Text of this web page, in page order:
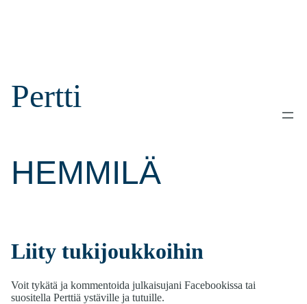
Pertti
HEMMILÄ
Liity tukijoukkoihin
Voit tykätä ja kommentoida julkaisujani Facebookissa tai
suositella Perttiä ystäville ja tutuille.